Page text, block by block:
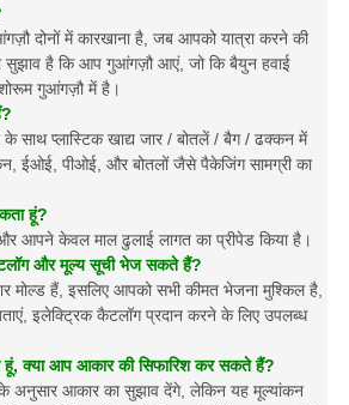
दोनों में कारखाना है, जब आपको यात्रा करने की
सुझाव है कि आप गुआंगज़ौ आएं, जो कि बैयुन हवाई
गुआंगज़ौ में है।
के साथ प्लास्टिक खाद्य जार / बोतलें / बैग / ढक्कन में
ईओई, पीओई, और बोतलों जैसे पैकेजिंग सामग्री का
हूं?
आपने केवल माल ढुलाई लागत का प्रीपेड किया है।
और मूल्य सूची भेज सकते हैं?
मोल्ड हैं, इसलिए आपको सभी कीमत भेजना मुश्किल है,
इलेक्ट्रिक कैटलॉग प्रदान करने के लिए उपलब्ध
क्या आप आकार की सिफारिश कर सकते हैं?
अनुसार आकार का सुझाव देंगे, लेकिन यह मूल्यांकन